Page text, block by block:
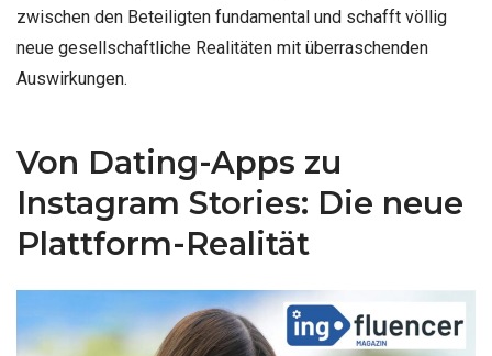
zwischen den Beteiligten fundamental und schafft völlig
neue gesellschaftliche Realitäten mit überraschenden
Auswirkungen.
Von Dating-Apps zu
Instagram Stories: Die neue
Plattform-Realität